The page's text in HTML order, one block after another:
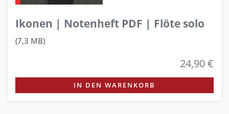
Ikonen | Notenheft PDF | Flöte solo
(7,3 MB)
24,90 €
IN DEN WARENKORB